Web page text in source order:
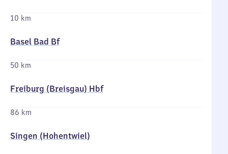
10 km
Basel Bad Bf
50 km
Freiburg (Breisgau) Hbf
86 km
Singen (Hohentwiel)